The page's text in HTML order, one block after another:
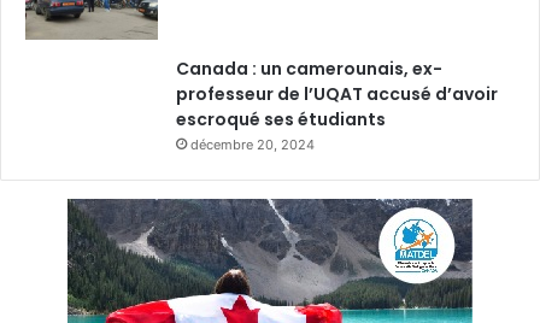
Canada : un camerounais, ex-
professeur de l’UQAT accusé d’avoir
escroqué ses étudiants
décembre 20, 2024